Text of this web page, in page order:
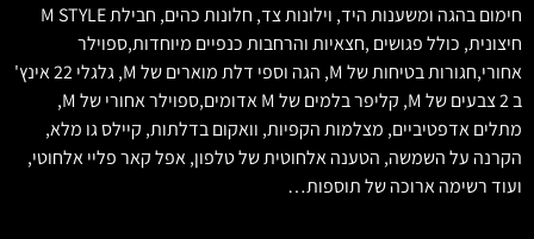
חימום בהגה ומשענות היד, וילונות צד, חלונות כהים, חבילת M STYLE
חיצונית, כולל פגושים ,חצאיות והרחבות כנפיים מיוחדות,ספוילר
אחורי,חגורות בטיחות של M, הגה וספי דלת מוארים של M, גלגלי 22 אינץ'
ב 2 צבעים של M, קליפר בלמים של M אדומים,ספוילר אחורי של M,
מתלים אדפטיביים, מצלמות הקפיות, וואקום בדלתות, קיילס גו מלא,
הקרנה על השמשה, הטענה אלחוטית של טלפון, אפל קאר פליי אלחוטי,
ועוד רשימה ארוכה של תוספות…